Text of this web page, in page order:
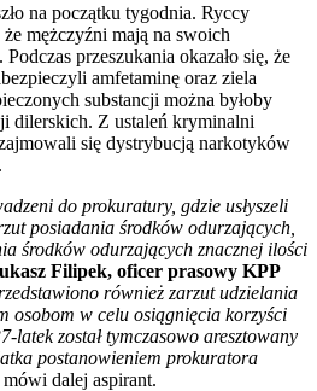
na początku tygodnia. Ryccy
mężczyźni mają na swoich
przeszukania okazało się, że
amfetaminę oraz ziela
substancji można byłoby
dilerskich. Z ustaleń kryminalni
się dystrybucją narkotyków
do prokuratury, gdzie usłyszeli
posiadania środków odurzających,
środków odurzających znacznej ilości
Filipek, oficer prasowy KPP
również zarzut udzielania
osobom w celu osiągnięcia korzyści
latek został tymczasowo aresztowany
postanowieniem prokuratora
mówi dalej aspirant.